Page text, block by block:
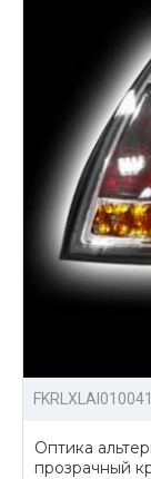
обвесы для
FKRLXLAI010041
Оптика
прозрачный